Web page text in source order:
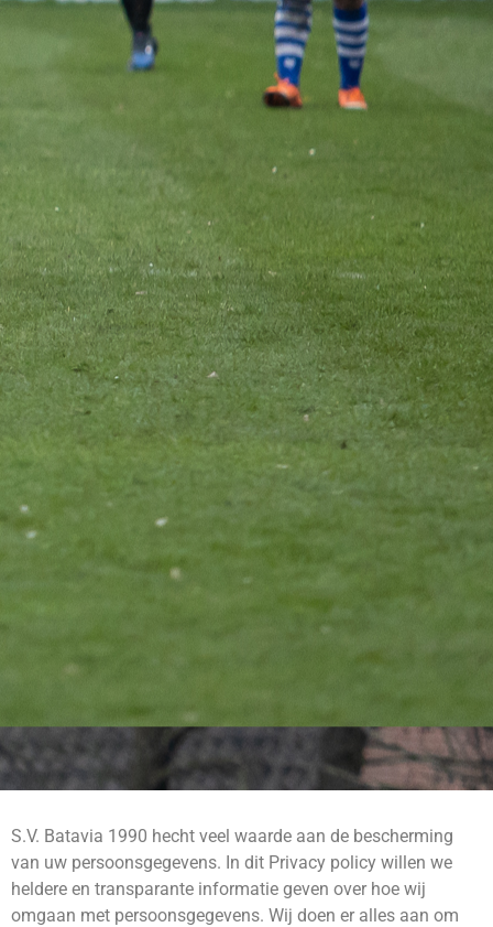
S.V. Batavia 1990 hecht veel waarde aan de bescherming
van uw persoonsgegevens. In dit Privacy policy willen we
heldere en transparante informatie geven over hoe wij
omgaan met persoonsgegevens. Wij doen er alles aan om